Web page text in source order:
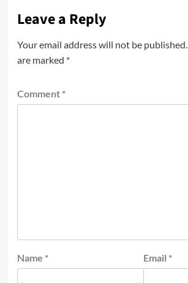
Leave a Reply
Your email address will not be published.
are marked *
Comment *
Name * Email *